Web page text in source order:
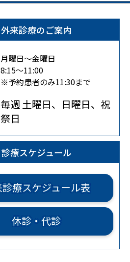
外来診療のご案内
月曜日～金曜日
8:15～11:00
※予約患者のみ11:30まで
毎週 土曜日、日曜日、祝
祭日
診療スケジュール
療スケジュール表
休診・代診